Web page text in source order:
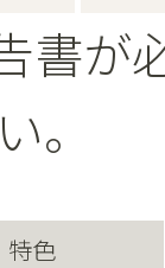
書が
。
特色